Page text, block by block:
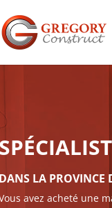
DANS LA
avez acheté une